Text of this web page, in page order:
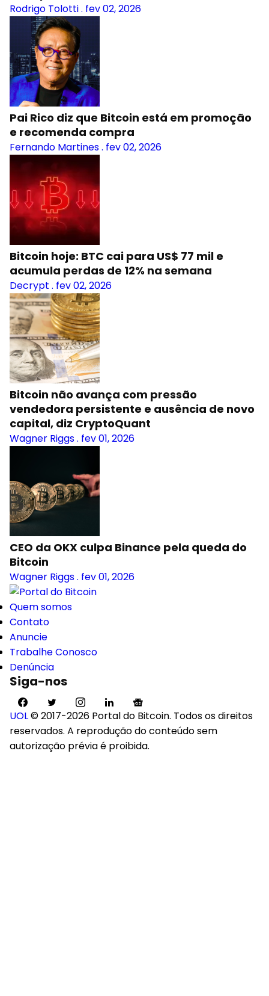
Rodrigo Tolotti. fev 02, 2026
Pai Rico diz que Bitcoin está em promoção
e recomenda compra
Fernando Martines. fev 02, 2026
Bitcoin hoje: BTC cai para US$ 77 mil e
acumula perdas de 12% na semana
Decrypt . fev 02, 2026
Bitcoin não avança com pressão
vendedora persistente e ausência de novo
capital, diz CryptoQuant
Wagner Riggs. fev 01, 2026
CEO da OKX culpa Binance pela queda do
Bitcoin
Wagner Riggs. fev 01, 2026
Quem somos
Contato
Anuncie
Trabalhe Conosco
Denúncia
Siga-nos
UOL© 2017-2026 Portal do Bitcoin. Todos os direitos
reservados. A reprodução do conteúdo sem
autorização prévia é proibida.